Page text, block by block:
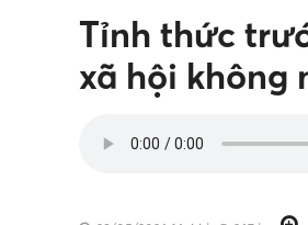
Tỉnh thức
xã hội không